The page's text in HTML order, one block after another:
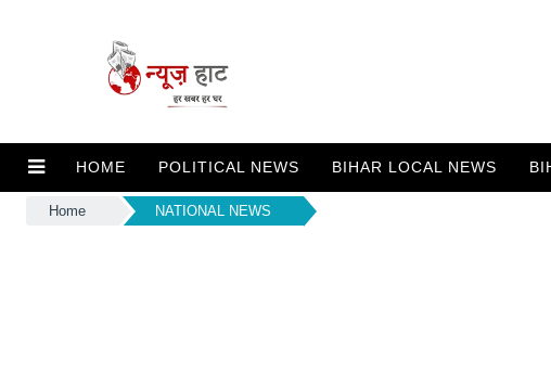
HOME POLITICAL NEWS BIHAR LOCAL NEWS
Home NATIONAL NEWS